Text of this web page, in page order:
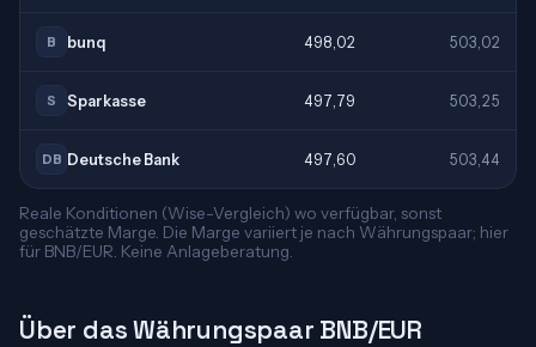
B bunq 498,02 503,02
S Sparkasse 497,79 503,25
DB Deutsche Bank 497,60 503,44
Reale Konditionen (Wise-Vergleich) wo verfügbar, sonst
geschätzte Marge. Die Marge variiert je nach Währungspaar; hier
für BNB/EUR. Keine Anlageberatung.
Über das Währungspaar BNB/EUR